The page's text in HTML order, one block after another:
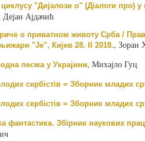
циклусу "Дијалози о" (Діалоги про)
Ајдачић
о приватном животу Срба /
"Је", Кијев 28. II 2018., Зоран
песма у Украјини, Михајло Гуц
сербістів = Зборник младих
сербістів = Зборник младих
фантастика. Збірник наукових